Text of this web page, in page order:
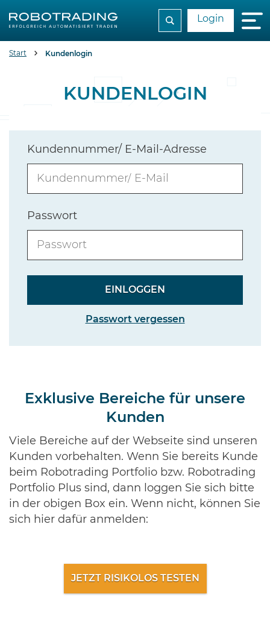
Login
Start Kundenlogin
KUNDENLOGIN
Kundennummer/ E-Mail-Adresse
Passwort
Passwort vergessen
Exklusive Bereiche für unsere
Kunden
Viele Bereiche auf der Webseite sind unseren
Kunden vorbehalten. Wenn Sie bereits Kunde
beim Robotrading Portfolio bzw. Robotrading
Portfolio Plus sind, dann loggen Sie sich bitte
in der obigen Box ein. Wenn nicht, können Sie
sich hier dafür anmelden:
JETZT RISIKOLOS TESTEN